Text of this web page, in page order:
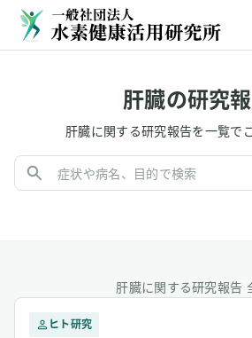
肝臓の研究
肝臓に関する研究報告を一覧で
肝臓に関する研究報告
ヒト研究